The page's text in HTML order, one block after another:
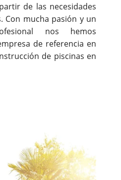
de las necesidades
Con mucha pasión y un
nos hemos
de referencia en
de piscinas en